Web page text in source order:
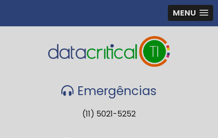
MENU
Emergências
(11) 5021-5252